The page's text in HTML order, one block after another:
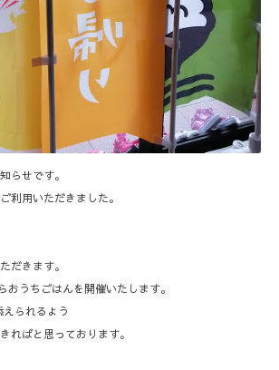
らせです。
利用いただきました。
だきます。
おうちごはんを開催いたします。
られるよう
ればと思っております。